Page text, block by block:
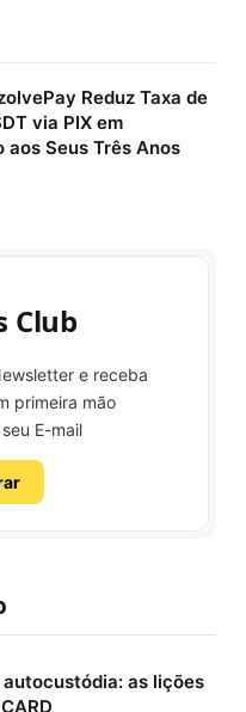
Reduz Taxa de
via PIX em
aos Seus Três Anos
Club
e receba
primeira mão
E-mail
as lições